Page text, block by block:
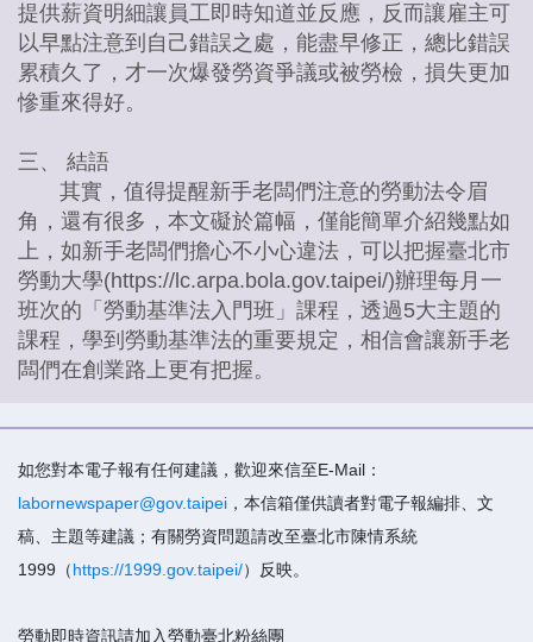
提供薪資明細讓員工即時知道並反應，反而讓雇主可
以早點注意到自己錯誤之處，能盡早修正，總比錯誤
累積久了，才一次爆發勞資爭議或被勞檢，損失更加
慘重來得好。
三、 結語
其實，值得提醒新手老闆們注意的勞動法令眉
角，還有很多，本文礙於篇幅，僅能簡單介紹幾點如
上，如新手老闆們擔心不小心違法，可以把握臺北市
勞動大學(https://lc.arpa.bola.gov.taipei/)辦理每月一
班次的「勞動基準法入門班」課程，透過5大主題的
課程，學到勞動基準法的重要規定，相信會讓新手老
闆們在創業路上更有把握。
如您對本電子報有任何建議，歡迎來信至E-Mail：
labornewspaper@gov.taipei ，本信箱僅供讀者對電子報編排、文
稿、主題等建議；有關勞資問題請改至臺北市陳情系統
1999（https://1999.gov.taipei/）反映。
勞動即時資訊請加入勞動臺北粉絲團